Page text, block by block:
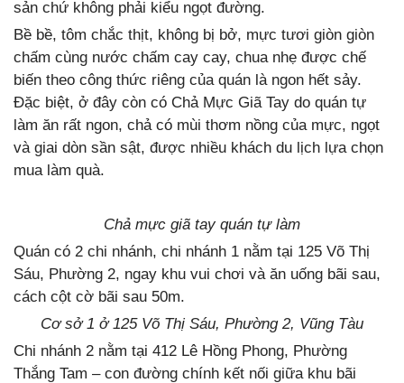
sản chứ không phải kiểu ngọt đường.
Bề bề, tôm chắc thịt, không bị bở, mực tươi giòn giòn
chấm cùng nước chấm cay cay, chua nhẹ được chế
biến theo công thức riêng của quán là ngon hết sảy.
Đặc biệt, ở đây còn có Chả Mực Giã Tay do quán tự
làm ăn rất ngon, chả có mùi thơm nồng của mực, ngọt
và giai dòn sần sật, được nhiều khách du lịch lựa chọn
mua làm quà.
Chả mực giã tay quán tự làm
Quán có 2 chi nhánh, chi nhánh 1 nằm tại 125 Võ Thị
Sáu, Phường 2, ngay khu vui chơi và ăn uống bãi sau,
cách cột cờ bãi sau 50m.
Cơ sở 1 ở 125 Võ Thị Sáu, Phường 2, Vũng Tàu
Chi nhánh 2 nằm tại 412 Lê Hồng Phong, Phường
Thắng Tam – con đường chính kết nối giữa khu bãi